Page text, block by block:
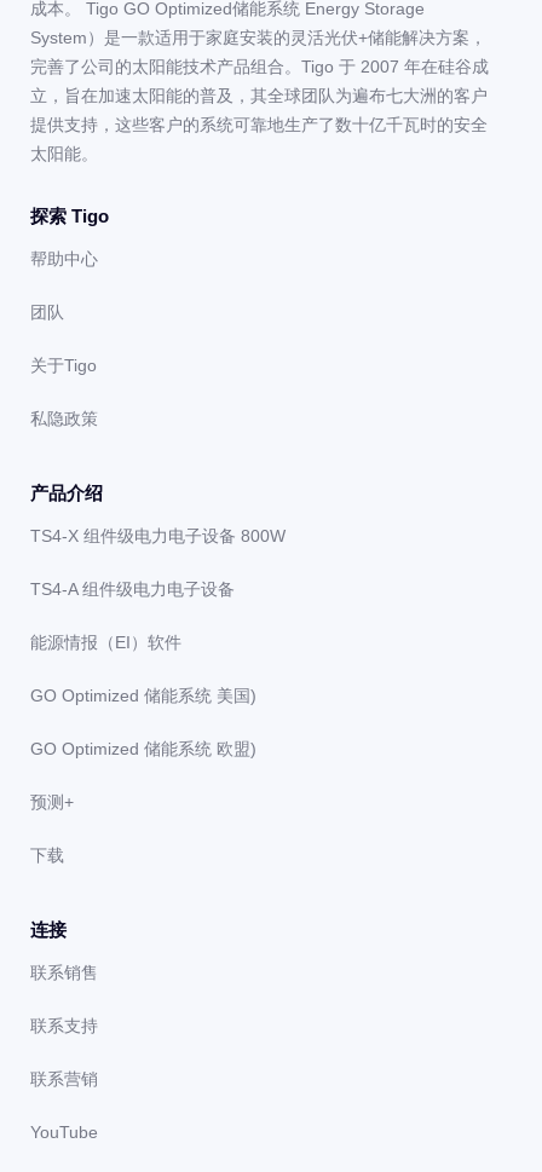
成本。 Tigo GO Optimized储能系统 Energy Storage
System）是一款适用于家庭安装的灵活光伏+储能解决方案，
完善了公司的太阳能技术产品组合。Tigo 于 2007 年在硅谷成
立，旨在加速太阳能的普及，其全球团队为遍布七大洲的客户
提供支持，这些客户的系统可靠地生产了数十亿千瓦时的安全
太阳能。
探索 Tigo
帮助中心
团队
关于Tigo
私隐政策
产品介绍
TS4-X 组件级电力电子设备 800W
TS4-A 组件级电力电子设备
能源情报（EI）软件
GO Optimized 储能系统 美国)
GO Optimized 储能系统 欧盟)
预测+
下载
连接
联系销售
联系支持
联系营销
YouTube